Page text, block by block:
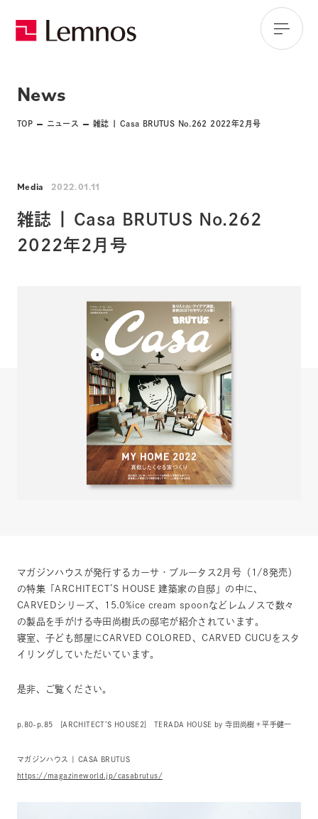
News
TOP ニュース 雑誌 | Casa BRUTUS No.262 2022年2月号
Media 2022.01.11
雑誌 | Casa BRUTUS No.262
2022年2月号
マガジンハウスが発行するカーサ・ブルータス2月号（1/8発売）
の特集「ARCHITECT’S HOUSE 建築家の自邸」の中に、
CARVEDシリーズ、15.0%ice cream spoonなどレムノスで数々
の製品を手がける寺田尚樹氏の邸宅が紹介されています。
寝室、子ども部屋にCARVED COLORED、CARVED CUCUをスタ
イリングしていただいています。
是非、ご覧ください。
p.80-p.85 [ARCHITECT’S HOUSE2] TERADA HOUSE by 寺田尚樹＋平手健一
マガジンハウス | CASA BRUTUS
https://magazineworld.jp/casabrutus/